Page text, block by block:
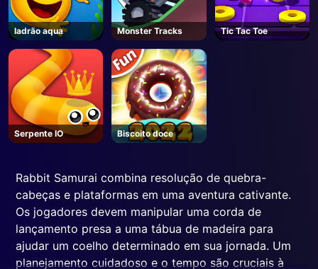
ladrão aqua Monster Tracks Tic Tac Toe
Serpente IO Biscoito doce
Rabbit Samurai combina resolução de quebra-
cabeças e plataformas em uma aventura cativante.
Os jogadores devem manipular uma corda de
lançamento presa a uma tábua de madeira para
ajudar um coelho determinado em sua jornada. Um
planejamento cuidadoso e o tempo são cruciais à